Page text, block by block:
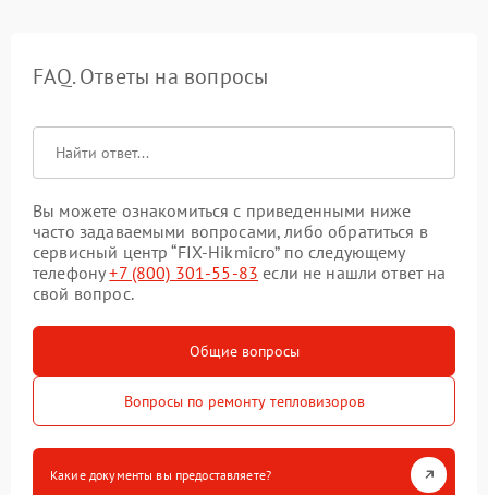
FAQ. Ответы на вопросы
Вы можете ознакомиться с приведенными ниже
часто задаваемыми вопросами, либо обратиться в
сервисный центр “FIX-Hikmicro” по следующему
телефону+7 (800) 301-55-83 если не нашли ответ на
свой вопрос.
Общие вопросы
Вопросы по ремонту тепловизоров
Какие документы вы предоставляете?